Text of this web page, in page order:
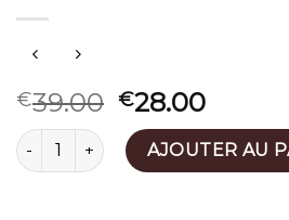
€39.00 €28.00
quantité de maroquinerie homme
AJOUTER AU